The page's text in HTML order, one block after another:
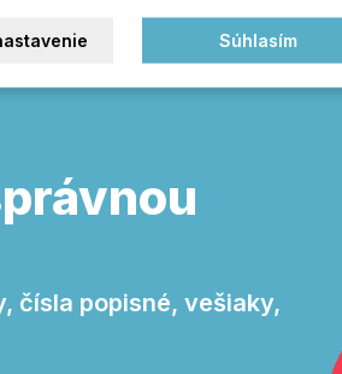
čísla popisné, vešiaky,
Súhlasím